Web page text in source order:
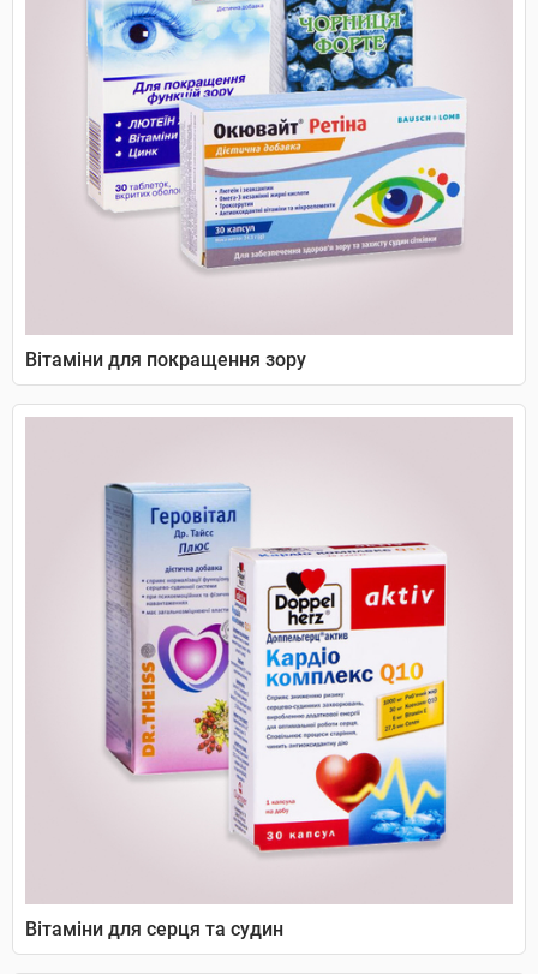
Вітаміни для покращення зору
Вітаміни для серця та судин